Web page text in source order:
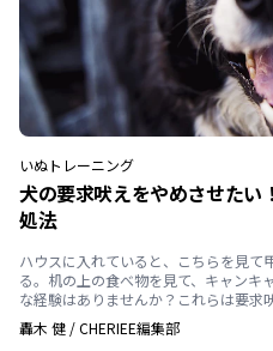
いぬトレーニング
犬の要求吠えをやめさせたい
処法
ハウスに入れていると、こちらを見て
る。机の上の食べ物を見て、キャンキ
な経験はありませんか？これらは要求
轟木 健 /CHERIEE編集部